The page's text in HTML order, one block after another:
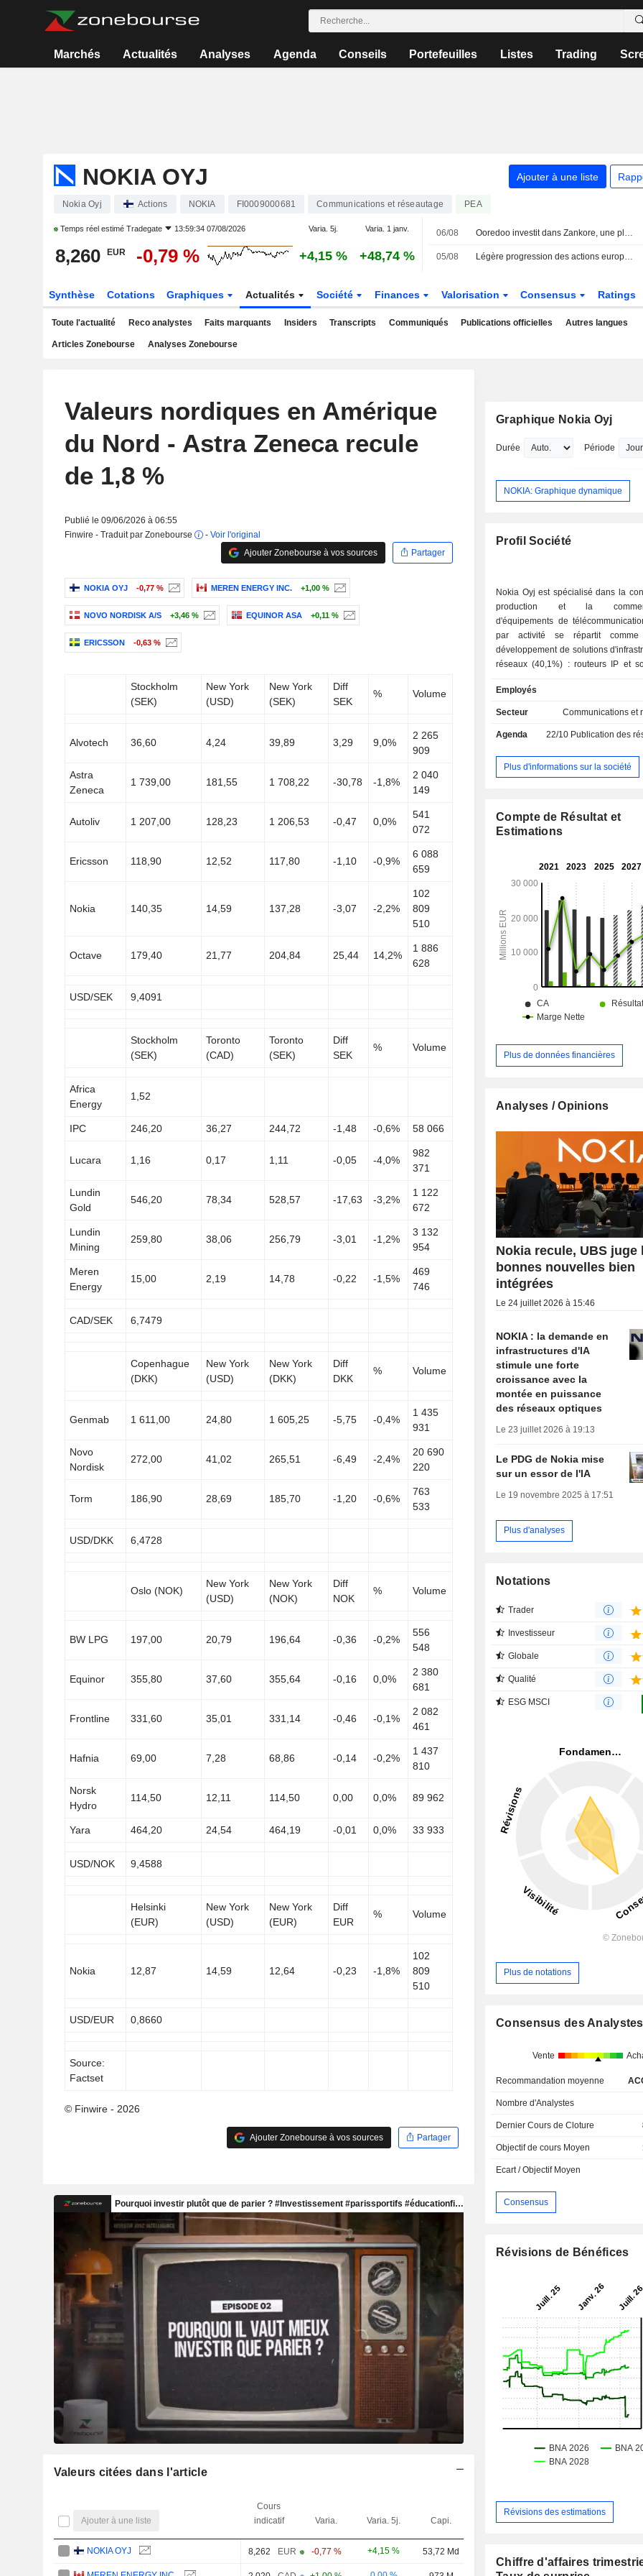
Marchés Actualités Analyses Agenda Conseils Portefeuilles Listes Trading
NOKIA OYJ Ajouter à une liste
Nokia Oyj Actions NOKIA FI0009000681 Communications et réseautage PEA
Temps réel estimé Tradegate 13:59:34 07/08/2026 Varia. 5j. Varia. 1 janv.
8,260 EUR -0,79 % +4,15 % +48,74 %
06/08 Ooredoo investit dans Zankore, une plateforme indonésienne de calcul IA et de neocloud
05/08 Légère progression des actions européennes cotées aux États-Unis sous forme d'ADR lors de la séance de mercredi
Synthèse Cotations Graphiques Actualités Société Finances Valorisation Consensus Ratings
Toute l'actualité Reco analystes Faits marquants Insiders Transcripts Communiqués Publications officielles Autres langues
Articles Zonebourse Analyses Zonebourse
Valeurs nordiques en Amérique
du Nord - Astra Zeneca recule
de 1,8 %
Publié le 09/06/2026 à 06:55
Finwire - Traduit par Zonebourse
- Voir l'original
Ajouter Zonebourse à vos sources
Partager
NOKIA OYJ -0,77 % MEREN ENERGY INC. +1,00 %
NOVO NORDISK A/S +3,46 % EQUINOR ASA +0,11 %
ERICSSON -0,63 %
Stockholm
(SEK)
New York
(USD)
New York
(SEK)
Diff
SEK
% Volume
Alvotech 36,60 4,24 39,89 3,29 9,0%
2 265
909
Astra
Zeneca
1 739,00 181,55 1 708,22 -30,78 -1,8%
2 040
149
Autoliv 1 207,00 128,23 1 206,53 -0,47 0,0%
541
072
Ericsson 118,90 12,52 117,80 -1,10 -0,9%
6 088
659
Nokia 140,35 14,59 137,28 -3,07 -2,2%
102
809
510
Octave 179,40 21,77 204,84 25,44 14,2%
1 886
628
USD/SEK 9,4091
Stockholm
(SEK)
Toronto
(CAD)
Toronto
(SEK)
Diff
SEK
% Volume
Africa
Energy
1,52
IPC 246,20 36,27 244,72 -1,48 -0,6% 58 066
Lucara 1,16 0,17 1,11 -0,05 -4,0%
982
371
Lundin
Gold
546,20 78,34 528,57 -17,63 -3,2%
1 122
672
Lundin
Mining
259,80 38,06 256,79 -3,01 -1,2%
3 132
954
Meren
Energy
15,00 2,19 14,78 -0,22 -1,5%
469
746
CAD/SEK 6,7479
Copenhague
(DKK)
New York
(USD)
New York
(DKK)
Diff
DKK
% Volume
Genmab 1 611,00 24,80 1 605,25 -5,75 -0,4%
1 435
931
Novo
Nordisk
272,00 41,02 265,51 -6,49 -2,4%
20 690
220
Torm 186,90 28,69 185,70 -1,20 -0,6%
763
533
USD/DKK 6,4728
Oslo (NOK)
New York
(USD)
New York
(NOK)
Diff
NOK
% Volume
BW LPG 197,00 20,79 196,64 -0,36 -0,2%
556
548
Equinor 355,80 37,60 355,64 -0,16 0,0%
2 380
681
Frontline 331,60 35,01 331,14 -0,46 -0,1%
2 082
461
Hafnia 69,00 7,28 68,86 -0,14 -0,2%
1 437
810
Norsk
Hydro
114,50 12,11 114,50 0,00 0,0% 89 962
Yara 464,20 24,54 464,19 -0,01 0,0% 33 933
USD/NOK 9,4588
Helsinki
(EUR)
New York
(USD)
New York
(EUR)
Diff
EUR
% Volume
Nokia 12,87 14,59 12,64 -0,23 -1,8%
102
809
510
USD/EUR 0,8660
Source:
Factset
© Finwire - 2026
Ajouter Zonebourse à vos sources Partager
Valeurs citées dans l'article
Ajouter à une liste
Cours
indicatif
Varia. Varia. 5j. Capi.
NOKIA OYJ 8,262 EUR -0,77 % +4,15 % 53,72 Md
Graphique Nokia Oyj
Durée Période
NOKIA: Graphique dynamique
Profil Société
Nokia Oyj est spécialisé dans la
production et la
d'équipements de
par activité se répartit
développement de solutions
réseaux (40,1%) : routeurs IP et
solutions réseaux haut débit
destinées notamment aux
propose des prestations de
réseaux, intégration de systèmes,
mise en oeuvre et maintenance
client, d'exploitation et de gestion
de communication, de
plateformes de gestion du
développement de technologies
suivante : Europe (31%),
(31,2%), Inde (7,7%), Chine
Pacifique (11%), Moyen-Orient
(10,6%) et Amérique latine (3,9%).
Employés
Secteur Communications et
Agenda 22/10 Publication des résultats
Plus d'informations sur la société
Compte de Résultat et
Estimations
Plus de données financières
Analyses / Opinions
Nokia recule, UBS juge
bonnes nouvelles bien
intégrées
Le 24 juillet 2026 à 15:46
NOKIA : la demande en
infrastructures d'IA
stimule une forte
croissance avec la
montée en puissance
des réseaux optiques
Le 23 juillet 2026 à 19:13
Le PDG de Nokia mise
sur un essor de l'IA
Le 19 novembre 2025 à 17:51
Plus d'analyses
Notations
Trader
Investisseur
Globale
Qualité
ESG MSCI
Plus de notations
Consensus des Analystes
Vente
Recommandation moyenne
Nombre d'Analystes
Dernier Cours de Cloture
Objectif de cours Moyen
Ecart / Objectif Moyen
Consensus
Révisions de Bénéfices
Révisions des estimations
Chiffre d'affaires